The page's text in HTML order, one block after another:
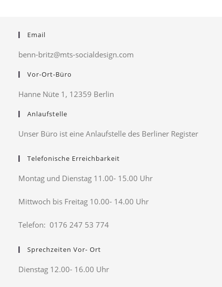
Email
benn-britz@mts-socialdesign.com
Vor-Ort-Büro
Hanne Nüte 1, 12359 Berlin
Anlaufstelle
Unser Büro ist eine Anlaufstelle des Berliner Register
Telefonische Erreichbarkeit
Montag und Dienstag 11.00- 15.00 Uhr
Mittwoch bis Freitag 10.00- 14.00 Uhr
Telefon: 0176 247 53 774
Sprechzeiten Vor- Ort
Dienstag 12.00- 16.00 Uhr